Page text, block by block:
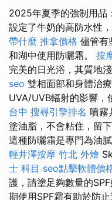
2025年夏季的強制用品
設定了牛奶的高防水性
帶什麼 推拿價格 儘管有
和湖中使用防曬霜。 按
完美的日光浴，其質地
seo 雙相面部和身體治
UVA/UVB輻射的影響，
台中 搜尋引擎排名 噴霧
塗油脂，不會粘住，留
這種防曬霜是專門為油
輕井澤按摩 竹北 外燴
士 科目 seo點擊軟體價
護，請塗足夠數量的
期使用SPF霜有助於防